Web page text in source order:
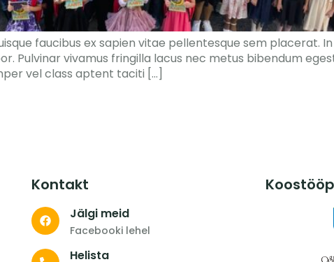
faucibus ex sapien vitae pellentesque sem placerat.
Pulvinar vivamus fringilla lacus nec metus bibendum
vel class aptent taciti […]
Kontakt
Jälgi meid
Facebooki lehel
Helista